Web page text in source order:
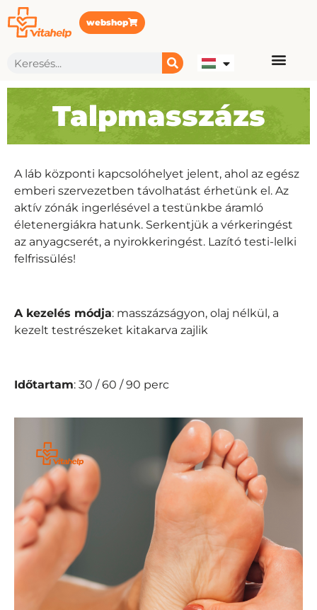
webshop
Talpmasszázs
A láb központi kapcsolóhelyet jelent, ahol az egész
emberi szervezetben távolhatást érhetünk el. Az
aktív zónák ingerlésével a testünkbe áramló
életenergiákra hatunk. Serkentjük a vérkeringést
az anyagcserét, a nyirokkeringést. Lazító testi-lelki
felfrissülés!
A kezelés módja: masszázságyon, olaj nélkül, a
kezelt testrészeket kitakarva zajlik
Időtartam: 30 / 60 / 90 perc